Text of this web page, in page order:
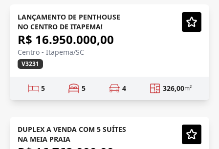
CENTRO, ITAPEMA
Vídeo
Lançamento
LANÇAMENTO DE PENTHOUSE
NO CENTRO DE ITAPEMA!
R$ 16.950.000,00
Centro - Itapema/SC
V3231
5 5 4 326,00m²
OPORTUNIDADE
Vídeo
Em Construção
DUPLEX A VENDA COM 5 SUÍTES
NA MEIA PRAIA